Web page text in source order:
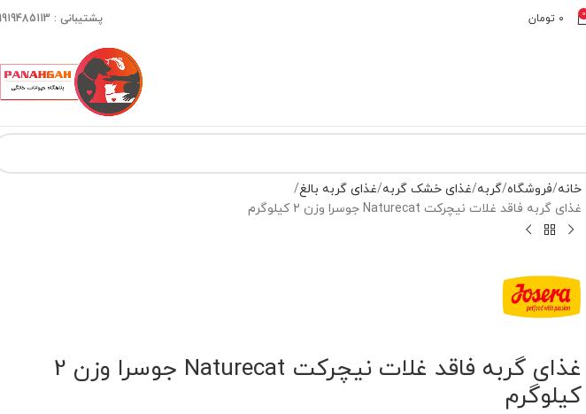
0 ۰ تومان پشتیبانی : 09919485113
خانه فروشگاه گربه غذای خشک گربه غذای گربه بالغ
غذای گربه فاقد غلات نیچرکت Naturecat جوسرا وزن 2 کیلوگرم
غذای گربه فاقد غلات نیچرکت Naturecat جوسرا وزن 2
کیلوگرم